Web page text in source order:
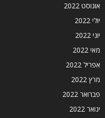
אוגוסט 2022
יולי 2022
יוני 2022
מאי 2022
אפריל 2022
מרץ 2022
פברואר 2022
ינואר 2022